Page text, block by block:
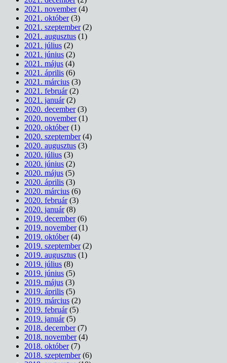
2021. november(4)
2021. október(3)
2021. szeptember(2)
2021. augusztus (1)
2021. július (2)
2021. június (2)
2021. május (4)
2021. április (6)
2021. március (3)
2021. február(2)
2021. január(2)
2020. december(3)
2020. november(1)
2020. október(1)
2020. szeptember(4)
2020. augusztus (3)
2020. július (3)
2020. június (2)
2020. május (5)
2020. április (3)
2020. március (6)
2020. február(3)
2020. január(8)
2019. december(6)
2019. november(1)
2019. október(4)
2019. szeptember(2)
2019. augusztus (1)
2019. július (8)
2019. június (5)
2019. május (3)
2019. április (5)
2019. március (2)
2019. február(5)
2019. január(5)
2018. december(7)
2018. november(4)
2018. október(7)
2018. szeptember(6)